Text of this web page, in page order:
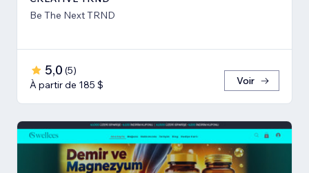
Be The Next TRND
5,0 (5)
À partir de 185 $
Voir